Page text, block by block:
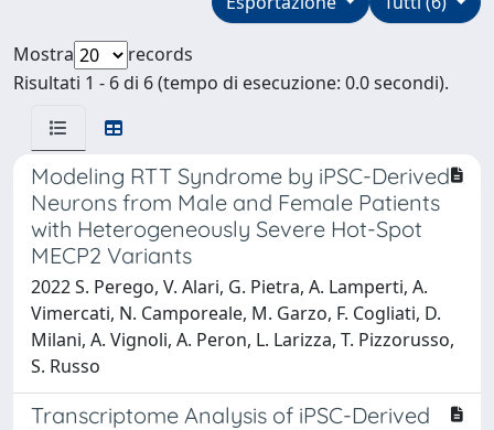
Mostra
records
Risultati 1 - 6 di 6 (tempo di esecuzione: 0.0 secondi).
Modeling RTT Syndrome by iPSC-Derived
Neurons from Male and Female Patients
with Heterogeneously Severe Hot-Spot
MECP2 Variants
2022 S. Perego, V. Alari, G. Pietra, A. Lamperti, A.
Vimercati, N. Camporeale, M. Garzo, F. Cogliati, D.
Milani, A. Vignoli, A. Peron, L. Larizza, T. Pizzorusso,
S. Russo
Transcriptome Analysis of iPSC-Derived